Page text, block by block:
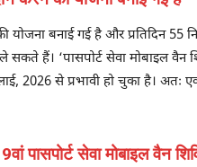
बनाई गई है और प्रतिदिन 55
सकते हैं। ‘पासपोर्ट सेवा
2026 से प्रभावी हो चुका है। अतः
पासपोर्ट सेवा मोबाइल वैन